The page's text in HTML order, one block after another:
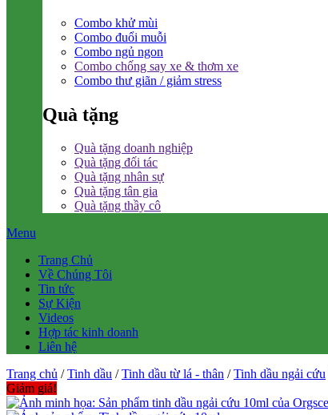
Combo khử mùi
Combo đuổi muỗi
Combo ngủ ngon
Combo chống say xe & thơm xe
Combo thư giãn / giảm stress
Quà tặng
Quà tặng doanh nghiệp
Quà tặng đối tác
Quà tặng nhân sự
Quà tặng tân gia
Quà tặng thầy cô
Menu
Trang Chủ
Về Chúng Tôi
Tin tức
Sự Kiện
Videos
Hợp tác kinh doanh
Liên hệ
Trang chủ /Tinh dầu /Tinh dầu từ lá - thân /Tinh dầu ngải cứu
Giảm giá!